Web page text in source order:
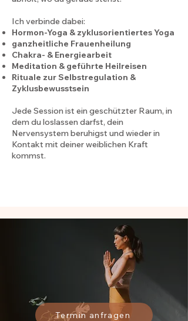
Ich verbinde dabei:
Hormon-Yoga & zyklusorientiertes Yoga
ganzheitliche Frauenheilung
Chakra- & Energiearbeit
Meditation & geführte Heilreisen
Rituale zur Selbstregulation &
Zyklusbewusstsein
Jede Session ist ein geschützter Raum, in
dem du loslassen darfst, dein
Nervensystem beruhigst und wieder in
Kontakt mit deiner weiblichen Kraft
kommst.
Termin anfragen